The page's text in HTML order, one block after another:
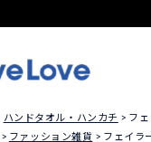
ハンドタオル・ハンカチ
フ
ファッション雑貨 フェイラ